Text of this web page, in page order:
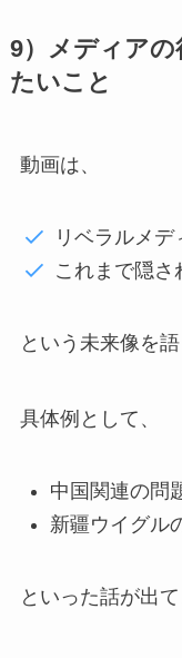
9）メディアの
たいこと
動画は、
リベラルメデ
これまで隠さ
という未来像を語
具体例として、
中国関連の問
新疆ウイグル
といった話が出て